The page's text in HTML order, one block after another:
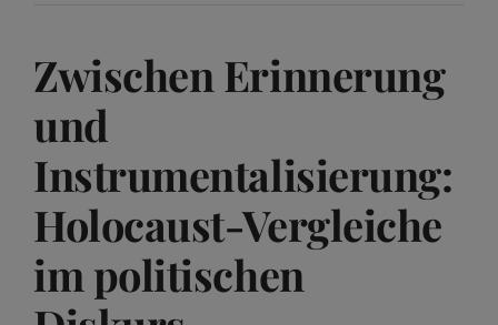
Zwischen Erinnerung
und
Instrumentalisierung:
Holocaust-Vergleiche
im politischen